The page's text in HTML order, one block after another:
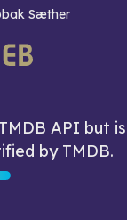
Sæther
API but is
by TMDB.